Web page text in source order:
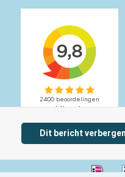
Dit bericht verbergen